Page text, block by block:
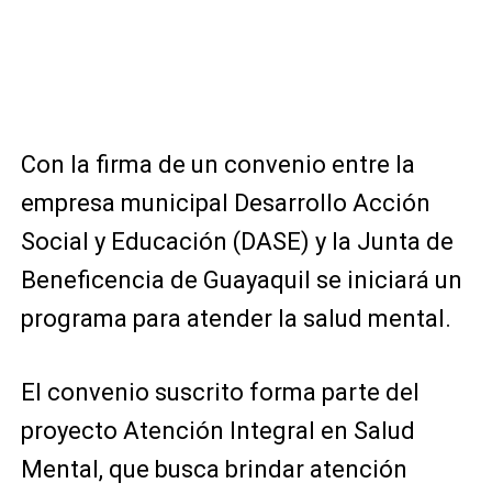
Con la firma de un convenio entre la
empresa municipal Desarrollo Acción
Social y Educación (DASE) y la Junta de
Beneficencia de Guayaquil se iniciará un
programa para atender la salud mental.
El convenio suscrito forma parte del
proyecto Atención Integral en Salud
Mental, que busca brindar atención